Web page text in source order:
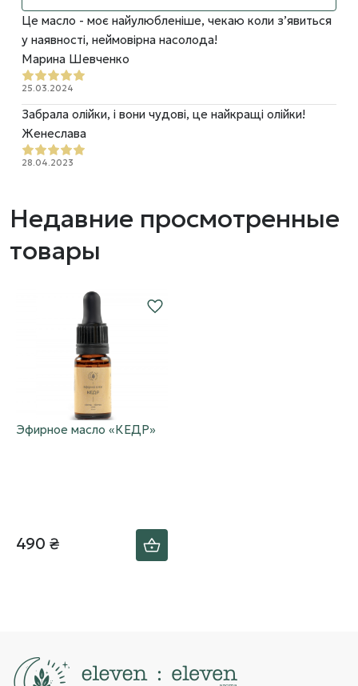
Це масло - моє найулюбленіше, чекаю коли зʼявиться
у наявності, неймовірна насолода!
Марина Шевченко
25.03.2024
Забрала олійки, і вони чудові, це найкращі олійки!
Женеслава
28.04.2023
Недавние просмотренные
товары
Эфирное масло «КЕДР»
490 ₴